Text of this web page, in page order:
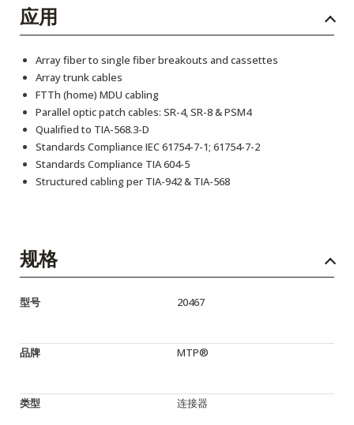
应用
Array fiber to single fiber breakouts and cassettes
Array trunk cables
FTTh (home) MDU cabling
Parallel optic patch cables: SR-4, SR-8 & PSM4
Qualified to TIA-568.3-D
Standards Compliance IEC 61754-7-1; 61754-7-2
Standards Compliance TIA 604-5
Structured cabling per TIA-942 & TIA-568
规格
型号 20467
品牌 MTP®
类型 连接器